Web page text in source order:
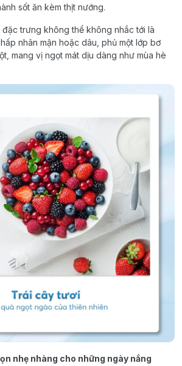
sốt ăn kèm thịt nướng.
đặc trưng không thể không nhắc tới là
nhân mận hoặc dâu, phủ một lớp bơ
mang vị ngọt mát dịu dàng như mùa hè
nhẹ nhàng cho những ngày nắng